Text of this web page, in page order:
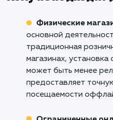
опыта.
E-commerce:
установка
особую важность.
конверсии,
рекламных
покупателей для